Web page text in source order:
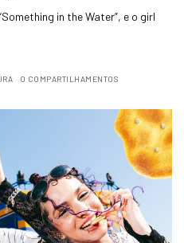
in the Water”, e o girl
0 COMPARTILHAMENTOS